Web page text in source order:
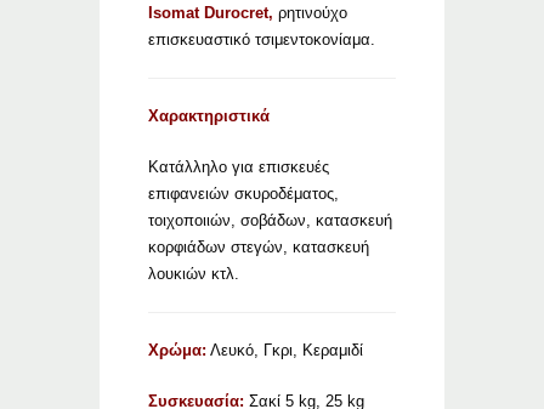
Isomat Durocret, ρητινούχο
επισκευαστικό τσιμεντοκονίαμα.
Χαρακτηριστικά
Κατάλληλο για επισκευές
επιφανειών σκυροδέματος,
τοιχοποιιών, σοβάδων, κατασκευή
κορφιάδων στεγών, κατασκευή
λουκιών κτλ.
Χρώμα: Λευκό, Γκρι, Κεραμιδί
Συσκευασία: Σακί 5 kg, 25 kg